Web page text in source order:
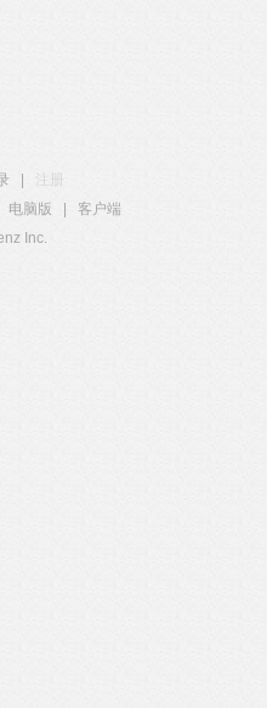
注册
电脑版
客户端
Inc.